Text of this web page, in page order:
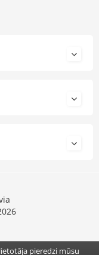
pieredzi mūsu